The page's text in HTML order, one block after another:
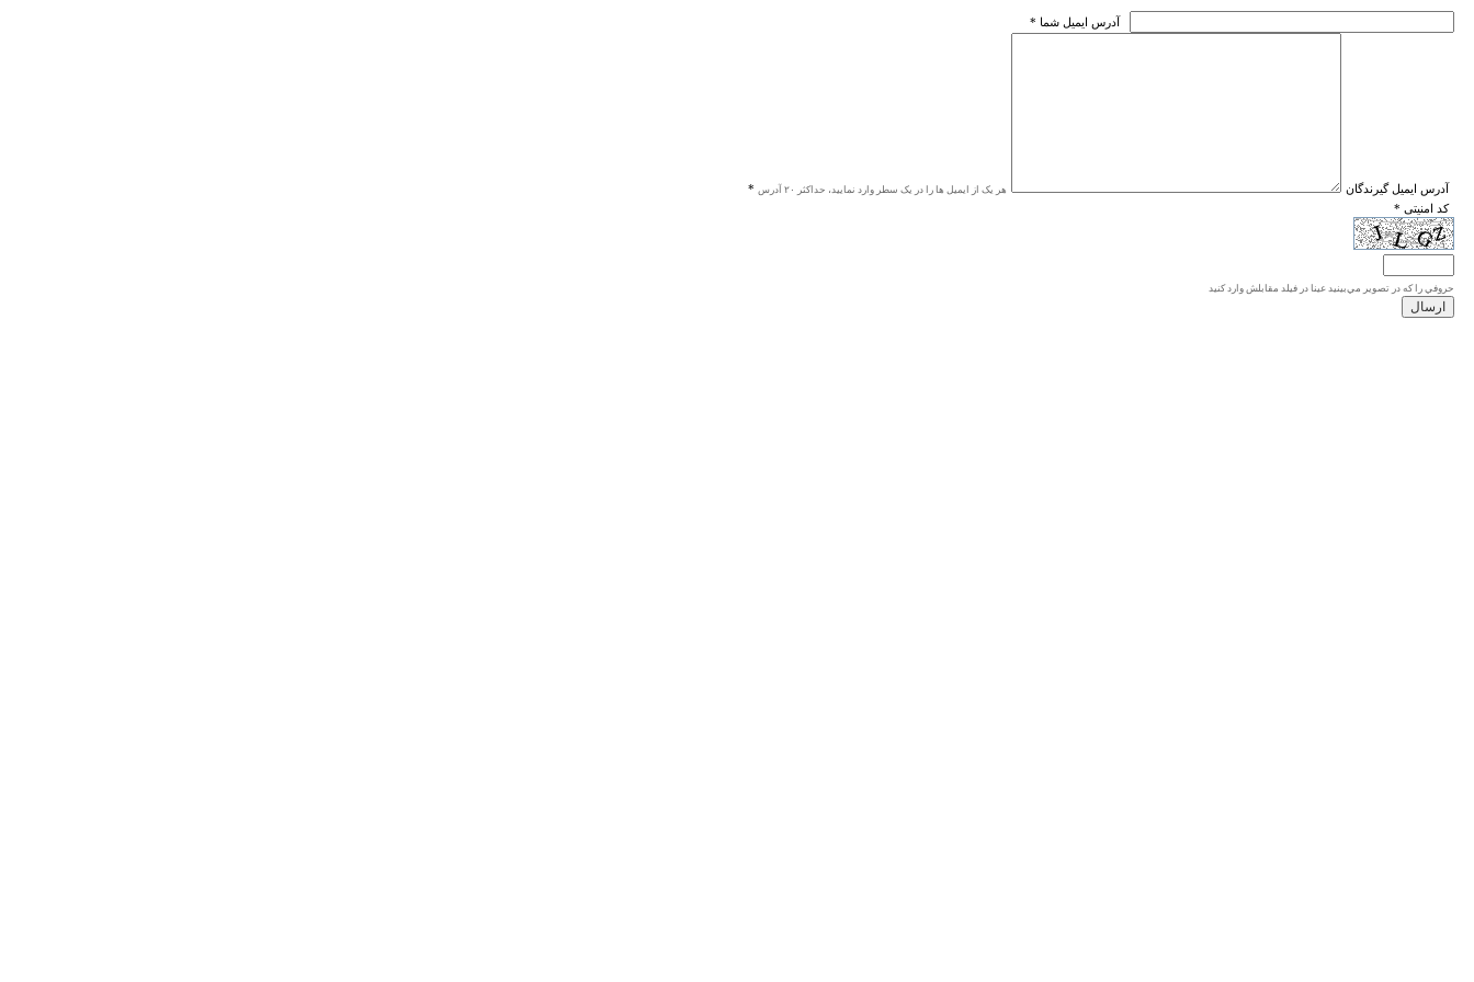
* آدرس ايميل شما
* آدرس ايميل گيرندگان هر یک از ایمیل ها را در یک سطر وارد نمایید، حداکثر ۲۰ آدرس
* کد امنیتی
حروفي را كه در تصوير مي‌بينيد عينا در فيلد مقابلش وارد كنيد